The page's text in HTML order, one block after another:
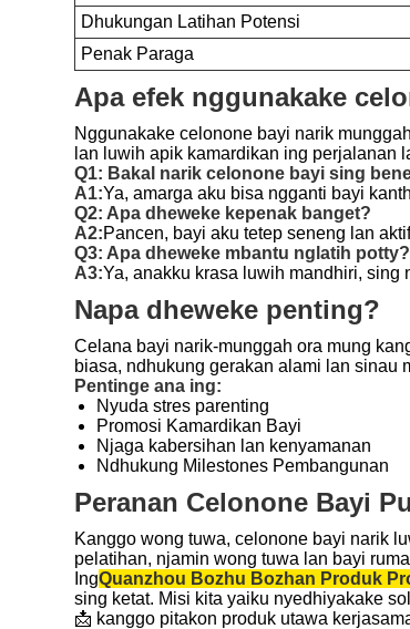
Dhukungan Latihan Potensi
Penak Paraga
Apa efek nggunakake
Nggunakake celonone bayi narik
lan luwih apik kamardikan ing perjalanan
Q1: Bakal narik celonone bayi sing
A1:Ya, amarga aku bisa ngganti bayi
Q2: Apa dheweke kepenak banget?
A2:Pancen, bayi aku tetep seneng lan
Q3: Apa dheweke mbantu nglatih potty?
A3:Ya, anakku krasa luwih mandhiri, sing
Napa dheweke penting?
Celana bayi narik-munggah ora mung
biasa, ndhukung gerakan alami lan sinau
Pentinge ana ing:
Nyuda stres parenting
Promosi Kamardikan Bayi
Njaga kabersihan lan kenyamanan
Ndhukung Milestones Pembangunan
Peranan Celonone Bayi
Kanggo wong tuwa, celonone bayi narik
pelatihan, njamin wong tuwa lan bayi
IngQuanzhou Bozhu Bozhan Produk
sing ketat. Misi kita yaiku nyedhiyakake
📩 kanggo pitakon produk utawa